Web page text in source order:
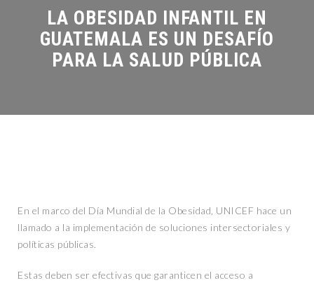
LA OBESIDAD INFANTIL EN
GUATEMALA ES UN DESAFÍO
PARA LA SALUD PÚBLICA
En el marco del Día Mundial de la Obesidad, UNICEF hace un
llamado a la implementación de soluciones intersectoriales y
políticas públicas.
Estas deben ser efectivas que garanticen el acceso a